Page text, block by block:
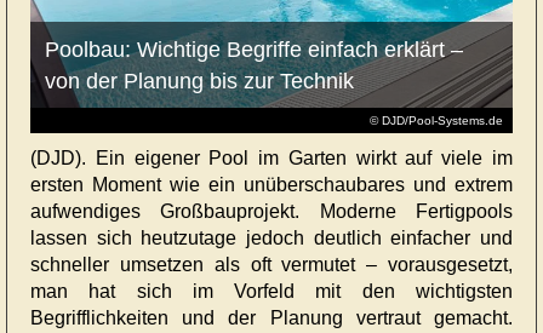
© DJD/Pool-Systems.de
Poolbau: Wichtige Begriffe einfach erklärt –
von der Planung bis zur Technik
(DJD). Ein eigener Pool im Garten wirkt auf viele im
ersten Moment wie ein unüberschaubares und extrem
aufwendiges Großbauprojekt. Moderne Fertigpools
lassen sich heutzutage jedoch deutlich einfacher und
schneller umsetzen als oft vermutet – vorausgesetzt,
man hat sich im Vorfeld mit den wichtigsten
Begrifflichkeiten und der Planung vertraut gemacht.